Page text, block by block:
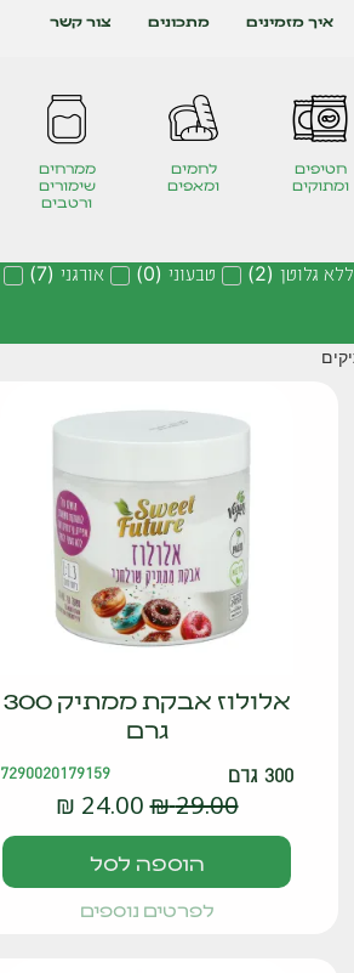
איך מזמינים מתכונים צור קשר
חטיפים
ומתוקים
לחמים
ומאפים
ממרחים
שימורים
ורטבים
ללא גלוטן (
2
) טבעוני (
0
) אורגני (
7
)
אלולוז אבקת ממתיק 300
גרם
300 גרם 7290020179159
29.00
₪
24.00
₪
הוספה לסל
לפרטים נוספים